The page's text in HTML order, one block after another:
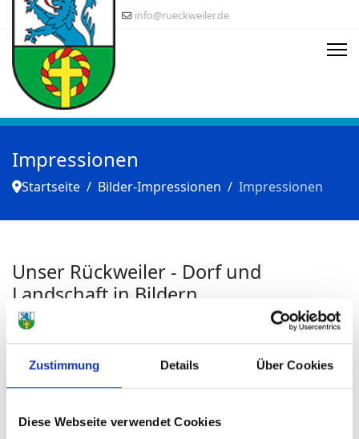
Zustimmung Details Über Cookies
Diese Webseite verwendet Cookies
info@rueckweiler.de
Impressionen
Startseite Bilder-Impressionen Impressionen
Unser Rückweiler - Dorf und
Landschaft in Bildern